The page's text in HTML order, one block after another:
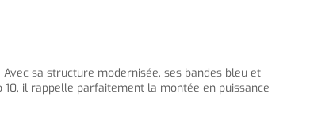
sa structure modernisée, ses bandes bleu et
il rappelle parfaitement la montée en puissance